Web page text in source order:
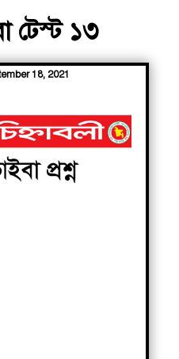
টেস্ট ১৩
18, 2021